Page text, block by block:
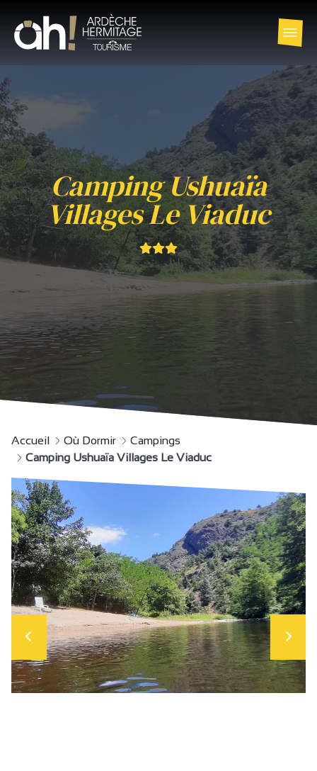
Camping Ushuaïa
Villages Le Viaduc
Accueil Où Dormir
Campings
Camping Ushuaïa Villages Le Viaduc